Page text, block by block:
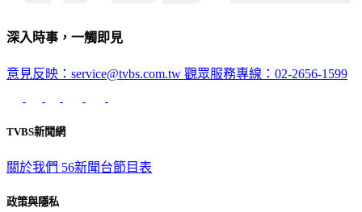
深入時事，一觸即見
意見反映：service@tvbs.com.tw 觀眾服務專線：02-2656-1599
TVBS新聞網
關於我們 56新聞台節目表
政策與隱私